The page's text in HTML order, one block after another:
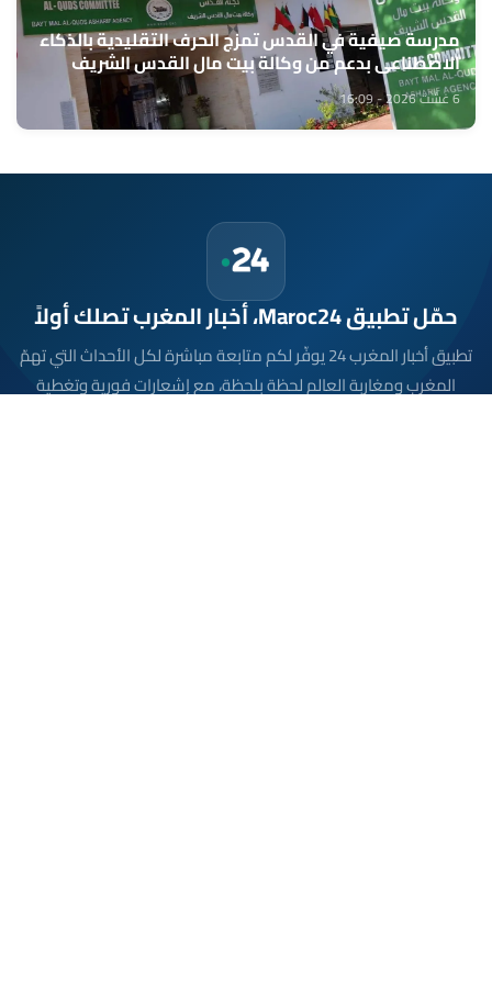
مدرسة صيفية في القدس تمزج الحرف التقليدية بالذكاء
الاصطناعي بدعم من وكالة بيت مال القدس الشريف
6 غشت 2026 - 16:09
حمّل تطبيق Maroc24، أخبار المغرب تصلك أولاً
تطبيق أخبار المغرب 24 يوفّر لكم متابعة مباشرة لكل الأحداث التي تهمّ
المغرب ومغاربة العالم لحظة بلحظة، مع إشعارات فورية وتغطية